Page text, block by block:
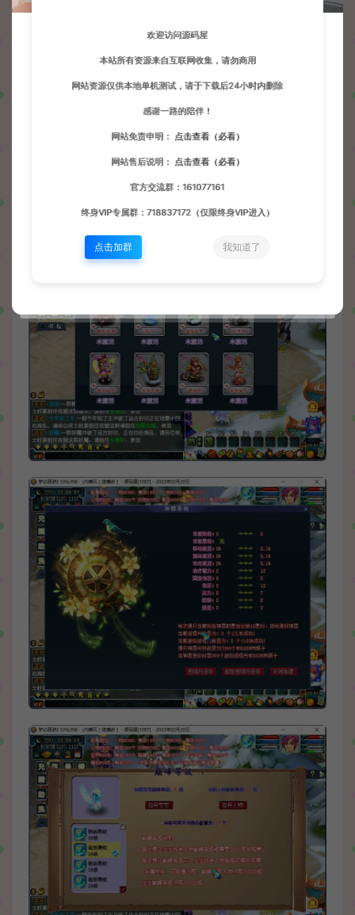
欢迎访问源码屋
本站所有资源来自互联网收集，请勿商用
网站资源仅供本地单机测试，请于下载后24小时内删除
感谢一路的陪伴！
网站免责申明： 点击查看（必看）
网站售后说明： 点击查看（必看）
官方交流群：161077161
终身VIP专属群：718837172（仅限终身VIP进入）
点击加群 我知道了